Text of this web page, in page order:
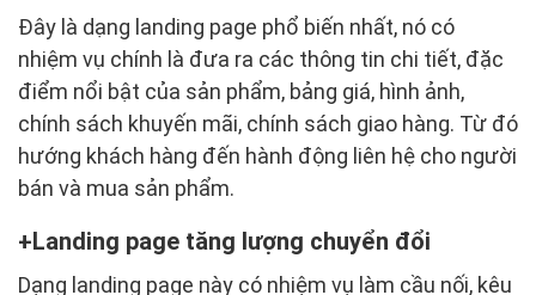
Đây là dạng landing page phổ biến nhất, nó có
nhiệm vụ chính là đưa ra các thông tin chi tiết, đặc
điểm nổi bật của sản phẩm, bảng giá, hình ảnh,
chính sách khuyến mãi, chính sách giao hàng. Từ đó
hướng khách hàng đến hành động liên hệ cho người
bán và mua sản phẩm.
Landing page tăng lượng chuyển đổi
Dạng landing page này có nhiệm vụ làm cầu nối, kêu